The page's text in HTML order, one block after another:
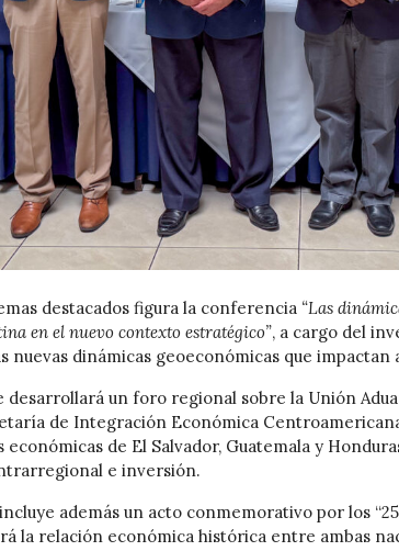
destacados figura la conferencia “Las
en el nuevo contexto estratégico”, a cargo del
nuevas dinámicas geoeconómicas que impactan
desarrollará un foro regional sobre la Unión
de Integración Económica
económicas de El Salvador, Guatemala y
e inversión.
además un acto conmemorativo por los
la relación económica histórica entre ambas